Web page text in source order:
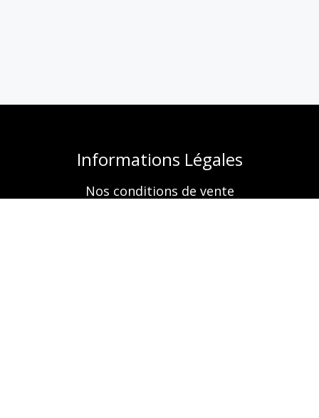
Informations Légales
Nos conditions de vente